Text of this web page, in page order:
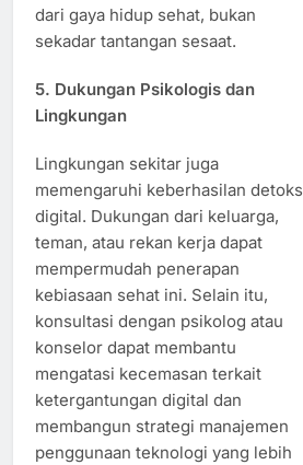
dari gaya hidup sehat, bukan
sekadar tantangan sesaat.
5. Dukungan Psikologis dan
Lingkungan
Lingkungan sekitar juga
memengaruhi keberhasilan detoks
digital. Dukungan dari keluarga,
teman, atau rekan kerja dapat
mempermudah penerapan
kebiasaan sehat ini. Selain itu,
konsultasi dengan psikolog atau
konselor dapat membantu
mengatasi kecemasan terkait
ketergantungan digital dan
membangun strategi manajemen
penggunaan teknologi yang lebih